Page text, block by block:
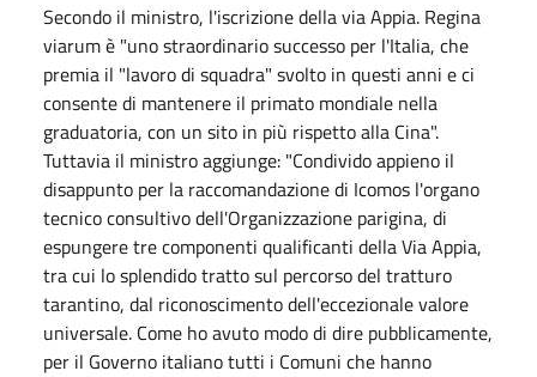
Secondo il ministro, l'iscrizione della via Appia. Regina
viarum è "uno straordinario successo per l'Italia, che
premia il "lavoro di squadra" svolto in questi anni e ci
consente di mantenere il primato mondiale nella
graduatoria, con un sito in più rispetto alla Cina".
Tuttavia il ministro aggiunge: "Condivido appieno il
disappunto per la raccomandazione di Icomos l'organo
tecnico consultivo dell'Organizzazione parigina, di
espungere tre componenti qualificanti della Via Appia,
tra cui lo splendido tratto sul percorso del tratturo
tarantino, dal riconoscimento dell'eccezionale valore
universale. Come ho avuto modo di dire pubblicamente,
per il Governo italiano tutti i Comuni che hanno